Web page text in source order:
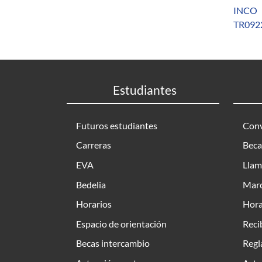
INCO
Estudiantes
Futuros estudiantes
Carreras
EVA
Bedelia
Horarios
Espacio de orientación
Becas intercambio